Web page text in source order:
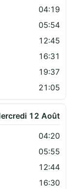
04:19
05:54
12:45
16:31
19:37
21:05
12 Août
04:20
05:55
12:44
16:30